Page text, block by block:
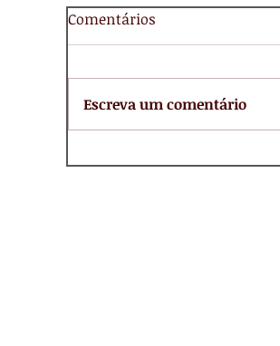
Comentários
Escreva um comentário